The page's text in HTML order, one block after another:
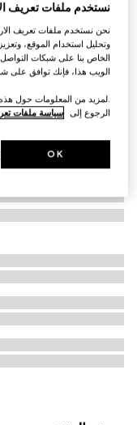
نظارات شمسية
AED 2,455
تنويعاتاللون الأصفر
نستخدم ملفات تعريف
نحن نستخدم ملفات تعريف
وتحليل استخدام الموقع،
الخاص بنا على شبكات
الويب هذا، فإنك توافق على
.لمزيد من المعلومات حول
الرجوع إلى سياسة ملفات
OK